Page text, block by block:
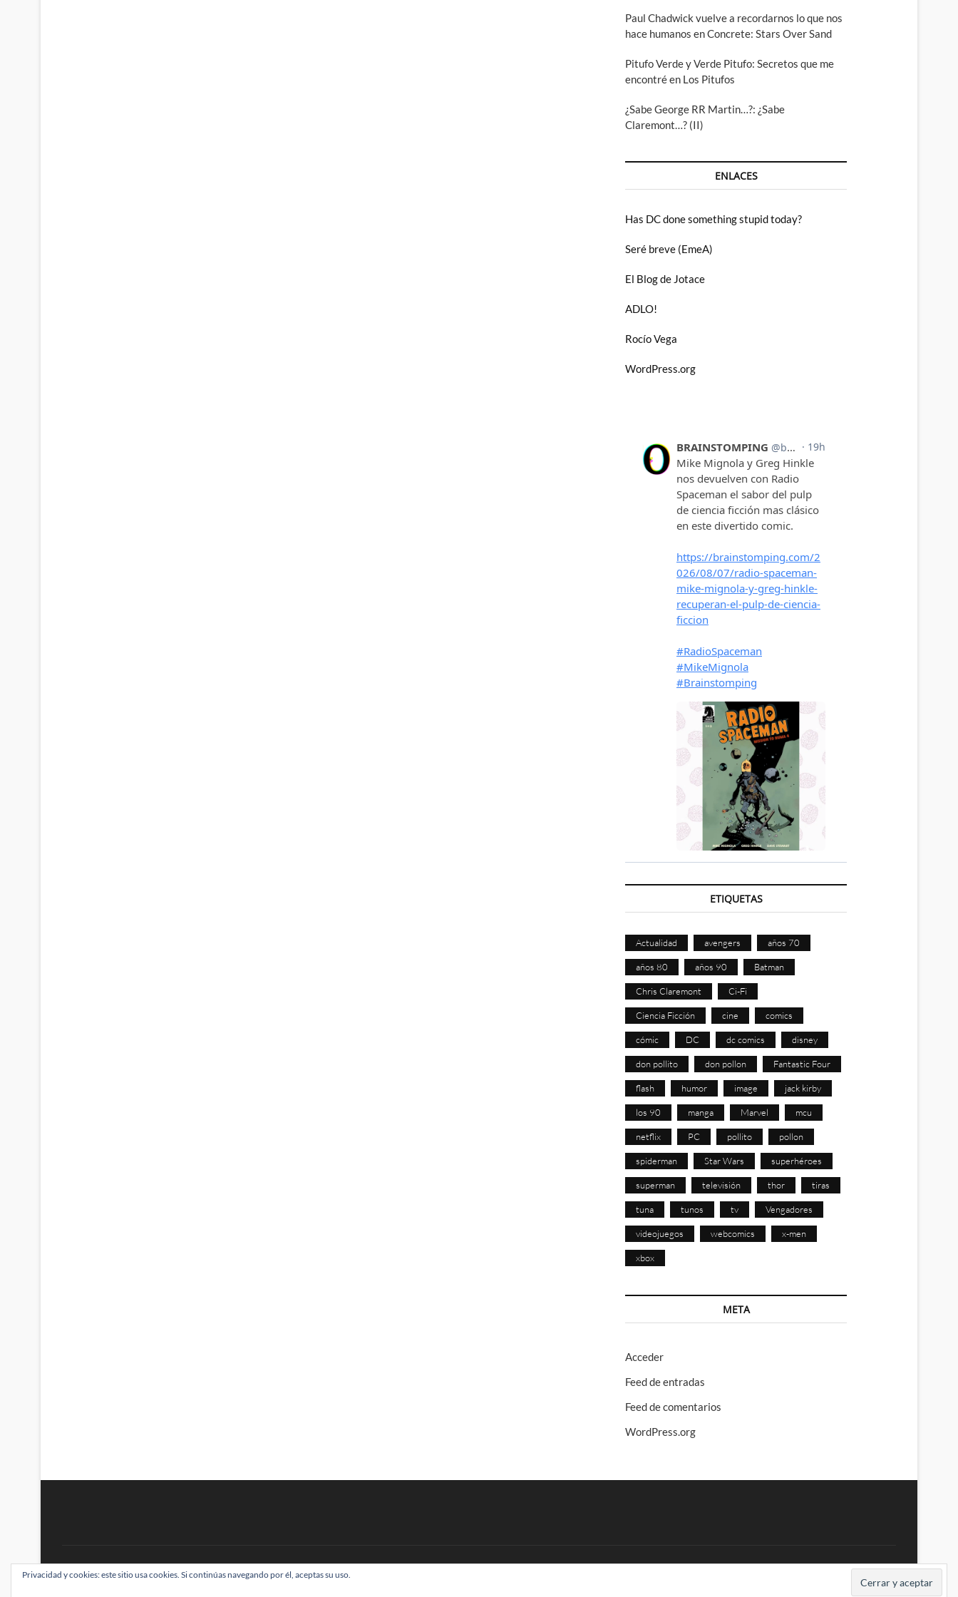
Paul Chadwick vuelve a recordarnos lo que nos
hace humanos en Concrete: Stars Over Sand
Pitufo Verde y Verde Pitufo: Secretos que me
encontré en Los Pitufos
¿Sabe George RR Martin…?: ¿Sabe
Claremont…? (II)
ENLACES
Has DC done something stupid today?
Seré breve (EmeA)
El Blog de Jotace
ADLO!
Rocío Vega
WordPress.org
ETIQUETAS
Actualidad avengers años 70
años 80 años 90 Batman
Chris Claremont Ci-Fi
Ciencia Ficción cine comics
cómic DC dc comics disney
don pollito don pollon Fantastic Four
flash humor image jack kirby
los 90 manga Marvel mcu
netflix PC pollito pollon
spiderman Star Wars superhéroes
superman televisión thor tiras
tuna tunos tv Vengadores
videojuegos webcomics x-men
xbox
META
Acceder
Feed de entradas
Feed de comentarios
WordPress.org
BRAINSTOMPING| Diseñado por:Theme Freesia|WordPress| © Todos los derechos reservados
Privacidad y cookies: este sitio usa cookies. Si continúas navegando por él, aceptas su uso.